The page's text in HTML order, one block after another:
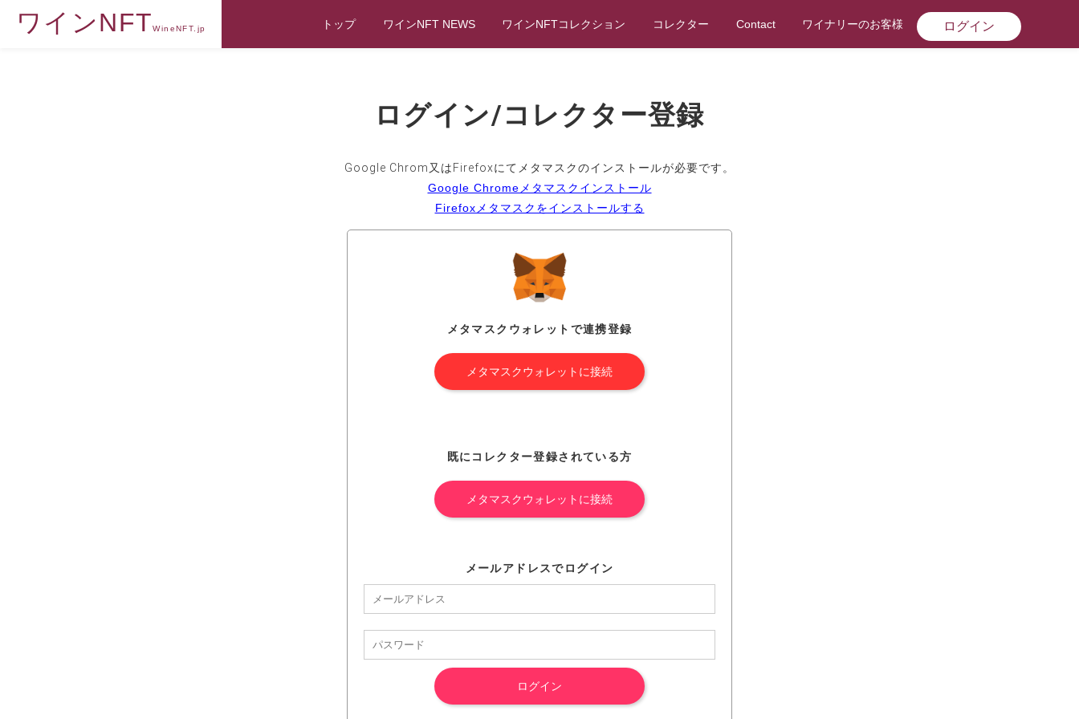
ワインNFTWineNFT.jp トップ ワインNFT NEWS ワインNFTコレクション コレクター Contact ワイナリーのお客様 ログイン
ログイン/コレクター登録
Google Chrom又はFirefoxにてメタマスクのインストールが必要です。
Google Chromeメタマスクインストール
Firefoxメタマスクをインストールする
メタマスクウォレットで連携登録
既にコレクター登録されている方
メールアドレスでログイン